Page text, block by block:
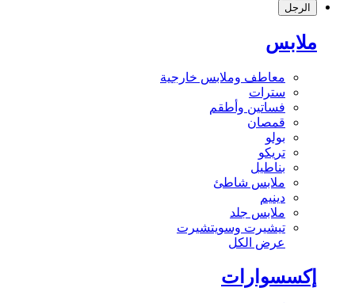
الرجل
ملابس
معاطف وملابس خارجية
سترات
فساتين وأطقم
قمصان
بولو
تريكو
بناطيل
ملابس شاطئ
دينيم
ملابس جلد
تيشيرت وسويتشيرت
عرض الكل
إكسسوارات